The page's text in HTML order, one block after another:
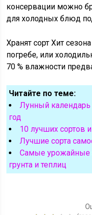
консервации можно
для холодных блюд
Хранят сорт Хит
погребе, или
70 % влажности
Читайте по теме:
Лунный
год
10 лучших сортов
Лучшие сорта
Самые урожайные
грунта и теплиц